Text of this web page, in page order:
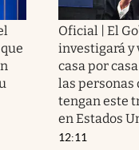
Oficial | El
investigará y
casa por
las personas
tengan este
en Estados
12:11